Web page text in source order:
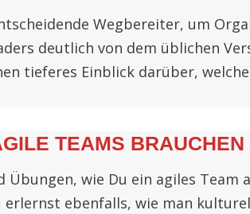
Wegbereiter, um
deutlich von dem üblichen
tieferes Einblick darüber,
TEAMS
Übungen, wie Du ein agiles
erlernst ebenfalls, wie man